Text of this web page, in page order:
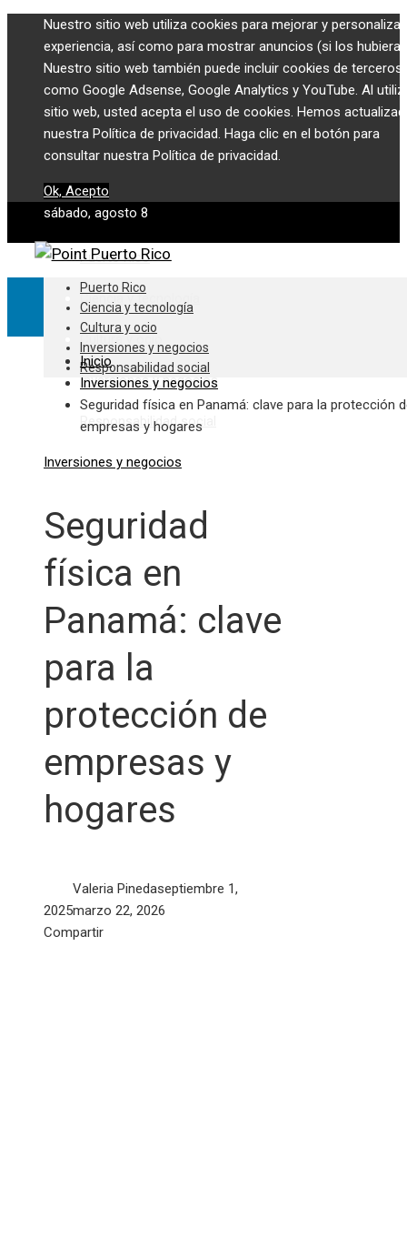
Nuestro sitio web utiliza cookies para mejorar y
experiencia, así como para mostrar anuncios (si los hubiera).
Nuestro sitio web también puede incluir cookies de terceros,
como Google Adsense, Google Analytics y YouTube. Al
sitio web, usted acepta el uso de cookies. Hemos
nuestra Política de privacidad. Haga clic en el botón para
consultar nuestra Política de privacidad.
Ok, Acepto
sábado, agosto 8
Puerto Rico
Ciencia y tecnología
Cultura y ocio
Inversiones y negocios
Responsabilidad social
Puerto Rico
Ciencia y tecnología
Cultura y ocio
Inversiones y negocios
Responsabilidad social
Inicio
Inversiones y negocios
Seguridad física en Panamá: clave para la protección
empresas y hogares
Inversiones y negocios
Seguridad
física en
Panamá: clave
para la
protección de
empresas y
hogares
Valeria Pinedaseptiembre 1,
2025marzo 22, 2026
Facebook
Twitter
LinkedIn
Pinterest
Stumbleupon
Email
Compartir